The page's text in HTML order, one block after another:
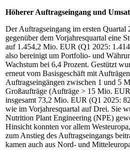
Höherer Auftragseingang und
Der Auftragseingang im ersten Quartal
gegenüber dem Vorjahresquartal eine
auf 1.454,2 Mio. EUR (Q1 2025:
also bereinigt um Portfolio- und
Wachstum bei 6,4 Prozent. Gestützt
erneut vom Basisgeschäft mit
Auftragseingängen zwischen 1 und 5
Großaufträge (Aufträge > 15 Mio.
insgesamt 73,2 Mio. EUR (Q1 2025:
wie im Vorjahresquartal auf Drei. Sie
Nutrition Plant Engineering (NPE)
Hinsicht konnten vor allem
zum Anstieg des Auftragseingangs
kamen auch aus Nord- und